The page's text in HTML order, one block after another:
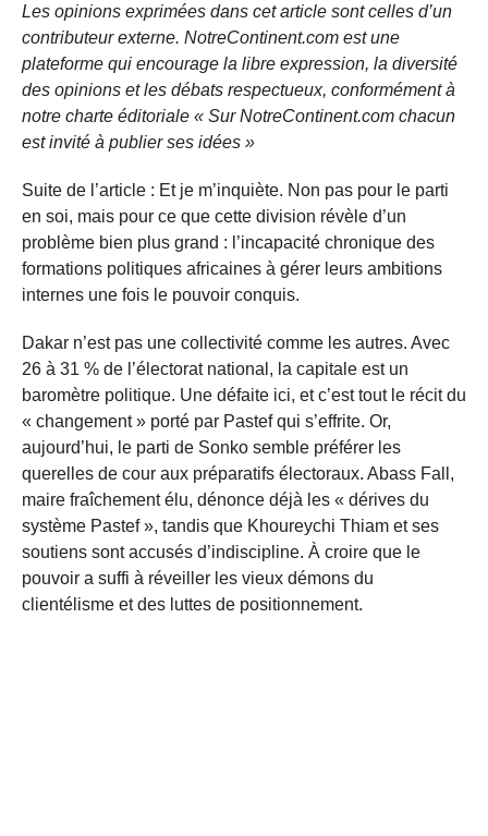
Les opinions exprimées dans cet article sont celles d’un
contributeur externe. NotreContinent.com est une
plateforme qui encourage la libre expression, la diversité
des opinions et les débats respectueux, conformément à
notre charte éditoriale « Sur NotreContinent.com chacun
est invité à publier ses idées »
Suite de l’article : Et je m’inquiète. Non pas pour le parti
en soi, mais pour ce que cette division révèle d’un
problème bien plus grand : l’incapacité chronique des
formations politiques africaines à gérer leurs ambitions
internes une fois le pouvoir conquis.
Dakar n’est pas une collectivité comme les autres. Avec
26 à 31 % de l’électorat national, la capitale est un
baromètre politique. Une défaite ici, et c’est tout le récit du
« changement » porté par Pastef qui s’effrite. Or,
aujourd’hui, le parti de Sonko semble préférer les
querelles de cour aux préparatifs électoraux. Abass Fall,
maire fraîchement élu, dénonce déjà les « dérives du
système Pastef », tandis que Khoureychi Thiam et ses
soutiens sont accusés d’indiscipline. À croire que le
pouvoir a suffi à réveiller les vieux démons du
clientélisme et des luttes de positionnement.